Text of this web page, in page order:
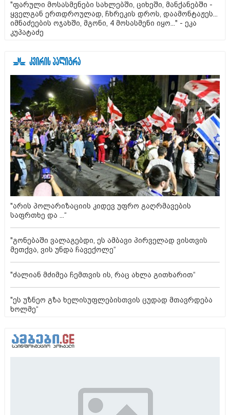
"ფარული მოსასმენები სახლებში, ციხეში, მანქანებში -
ყველგან ერთდროულად, ჩხრეკის დროს, დაამონტაჟეს...
იმნაძეების ოჯახში, მგონი, 4 მოსასმენი იყო..." - ეკა
კუპატაძე
"არის პოლარიზაციის კიდევ უფრო გაღრმავების
საფრთხე და ...“
"გონებაში ვალაგებდი, ეს ამბავი პირველად ვისთვის
მეთქვა, ვის უნდა ჩავექოლე“
"ძალიან მძიმეა ჩემთვის ის, რაც ახლა გითხარით“
"ეს უზნეო გზა ხელისუფლებისთვის ცუდად მთავრდება
ხოლმე“